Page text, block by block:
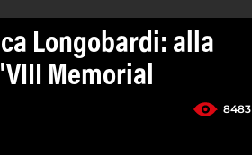
Longobardi: alla
Memorial
8483